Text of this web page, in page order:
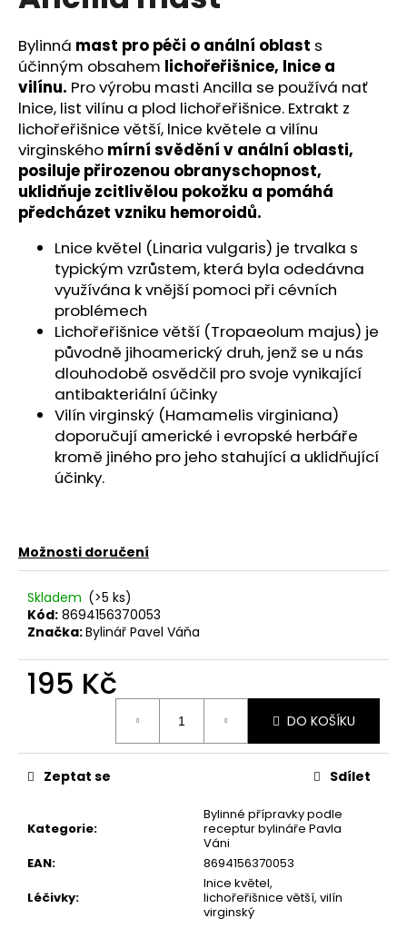
z
5
hvězdiček.
Bylinná mast pro péči o anální oblast s
účinným obsahem lichořeřišnice, lnice a
vilínu. Pro výrobu masti Ancilla se používá nať
lnice, list vilínu a plod lichořeřišnice. Extrakt z
lichořeřišnice větší, lnice květele a vilínu
virginského mírní svědění v anální oblasti,
posiluje přirozenou obranyschopnost,
uklidňuje zcitlivělou pokožku a pomáhá
předcházet vzniku hemoroidů.
Lnice květel (Linaria vulgaris) je trvalka s
typickým vzrůstem, která byla odedávna
využívána k vnější pomoci při cévních
problémech
Lichořeřišnice větší (Tropaeolum majus) je
původně jihoamerický druh, jenž se u nás
dlouhodobě osvědčil pro svoje vynikající
antibakteriální účinky
Vilín virginský (Hamamelis virginiana)
doporučují americké i evropské herbáře
kromě jiného pro jeho stahující a uklidňující
účinky.
Možnosti doručení
Skladem (>5 ks)
Kód: 8694156370053
Značka:Bylinář Pavel Váňa
195 Kč
DO KOŠÍKU
Kategorie:
Bylinné přípravky podle
receptur bylináře Pavla
Váni
EAN:
8694156370053
Léčivky:
lnice květel,
lichořeřišnice větší, vilín
virginský
Zeptat se Sdílet
j
í
t
?
HLEDAT
JANČŮV
ČAJ
PRO
ŽENY
99
Kč